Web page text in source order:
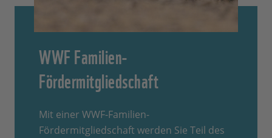
WWF Familien-
Fördermitgliedschaft
Mit einer WWF-Familien-
Fördermitgliedschaft werden Sie Teil des